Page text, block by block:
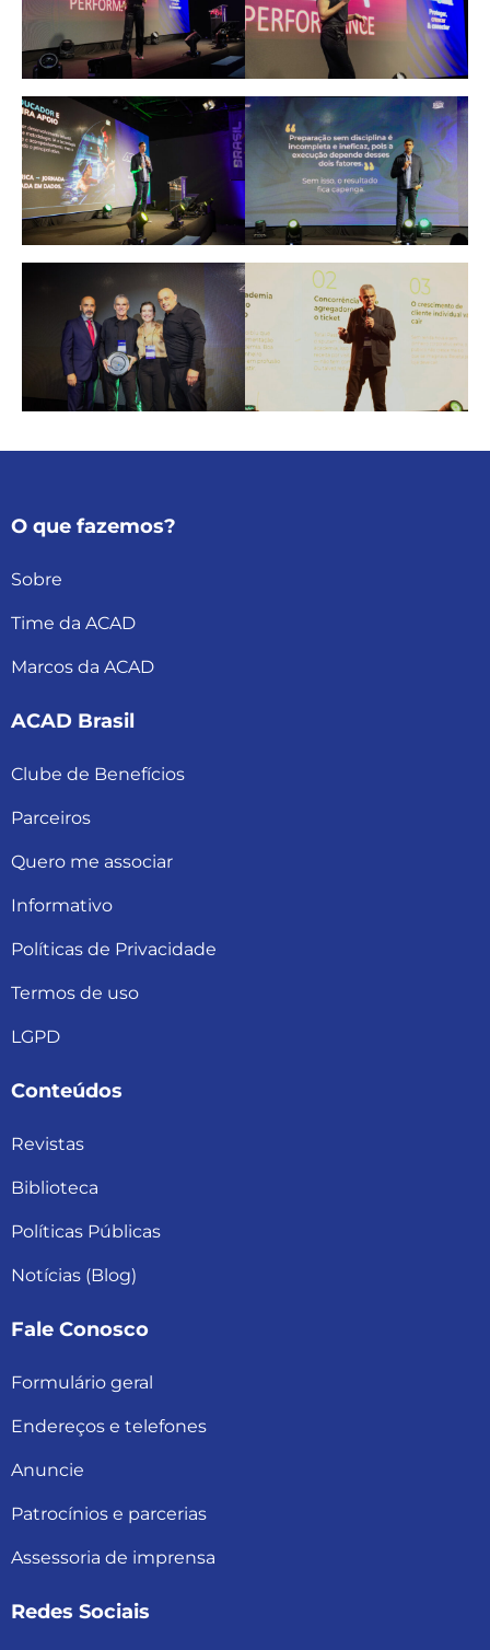
O que fazemos?
Sobre
Time da ACAD
Marcos da ACAD
ACAD Brasil
Clube de Benefícios
Parceiros
Quero me associar
Informativo
Políticas de Privacidade
Termos de uso
LGPD
Conteúdos
Revistas
Biblioteca
Políticas Públicas
Notícias (Blog)
Fale Conosco
Formulário geral
Endereços e telefones
Anuncie
Patrocínios e parcerias
Assessoria de imprensa
Redes Sociais